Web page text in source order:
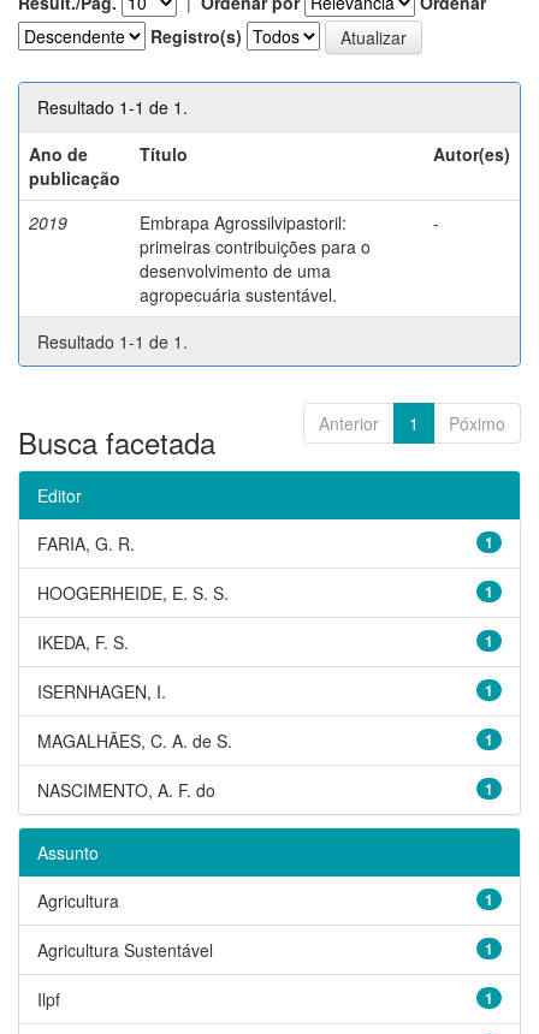
Registro(s)
Resultado 1-1 de 1.
Ano de
publicação
Título Autor(es)
2019
Embrapa Agrossilvipastoril:
primeiras contribuições para o
desenvolvimento de uma
agropecuária sustentável.
-
Resultado 1-1 de 1.
Anterior 1 Póximo
Busca facetada
Editor
1
FARIA, G. R.
1
HOOGERHEIDE, E. S. S.
1
IKEDA, F. S.
1
ISERNHAGEN, I.
1
MAGALHÃES, C. A. de S.
1
NASCIMENTO, A. F. do
Assunto
1
Agricultura
1
Agricultura Sustentável
1
Ilpf